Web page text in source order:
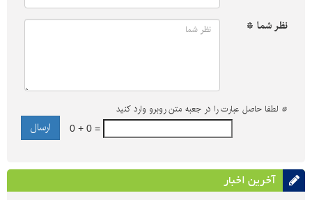
نظر شما *
* لطفا حاصل عبارت را در جعبه متن روبرو وارد کنید
0 + 0 =
آخرین اخبار